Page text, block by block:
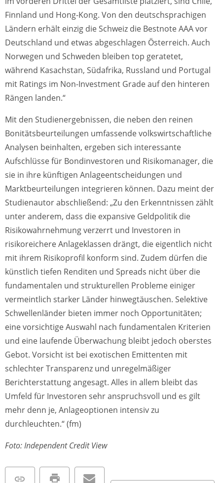
Finnland und Hong-Kong. Von den deutschsprachigen
Ländern erhält einzig die Schweiz die Bestnote AAA vor
Deutschland und etwas abgeschlagen Österreich. Auch
Norwegen und Schweden bleiben top geratetet,
während Kasachstan, Südafrika, Russland und Portugal
mit Ratings im Non-Investment Grade auf den hinteren
Rängen landen.“
Mit den Studienergebnissen, die neben den reinen
Bonitätsbeurteilungen umfassende volkswirtschaftliche
Analysen beinhalten, ergeben sich interessante
Aufschlüsse für Bondinvestoren und Risikomanager, die
sie in ihre künftigen Anlageentscheidungen und
Marktbeurteilungen integrieren können. Dazu meint der
Studienautor abschließend: „Zu den Erkenntnissen zählt
unter anderem, dass die expansive Geldpolitik die
Risikowahrnehmung verzerrt und Investoren in
risikoreichere Anlageklassen drängt, die eigentlich nicht
mit ihrem Risikoprofil konform sind. Zudem dürfen die
künstlich tiefen Renditen und Spreads nicht über die
fundamentalen und strukturellen Probleme einiger
vermeintlich starker Länder hinwegtäuschen. Selektive
Schwellenländer bieten immer noch Opportunitäten;
eine vorsichtige Auswahl nach fundamentalen Kriterien
und eine laufende Überwachung bleibt jedoch oberstes
Gebot. Vorsicht ist bei exotischen Emittenten mit
schlechter Transparenz und unregelmäßiger
Berichterstattung angesagt. Alles in allem bleibt das
Umfeld für Investoren sehr anspruchsvoll und es gilt
mehr denn je, Anlageoptionen intensiv zu
durchleuchten.“ (fm)
Foto: Independent Credit View